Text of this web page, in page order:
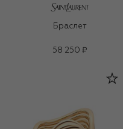
Браслет
58 250 ₽